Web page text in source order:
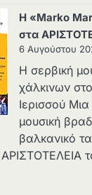
Η «Marko
στα
6 Αυγούστου
Η σερβική
χάλκινων
Ιερισσού
μουσική
βαλκανικό